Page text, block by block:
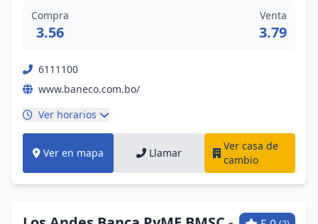
Compra
3.56
Venta
3.79
6111100
www.baneco.com.bo/
Ver horarios
Ver en mapa Llamar
Ver casa de
cambio